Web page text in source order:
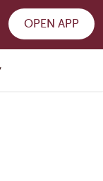
OPEN APP